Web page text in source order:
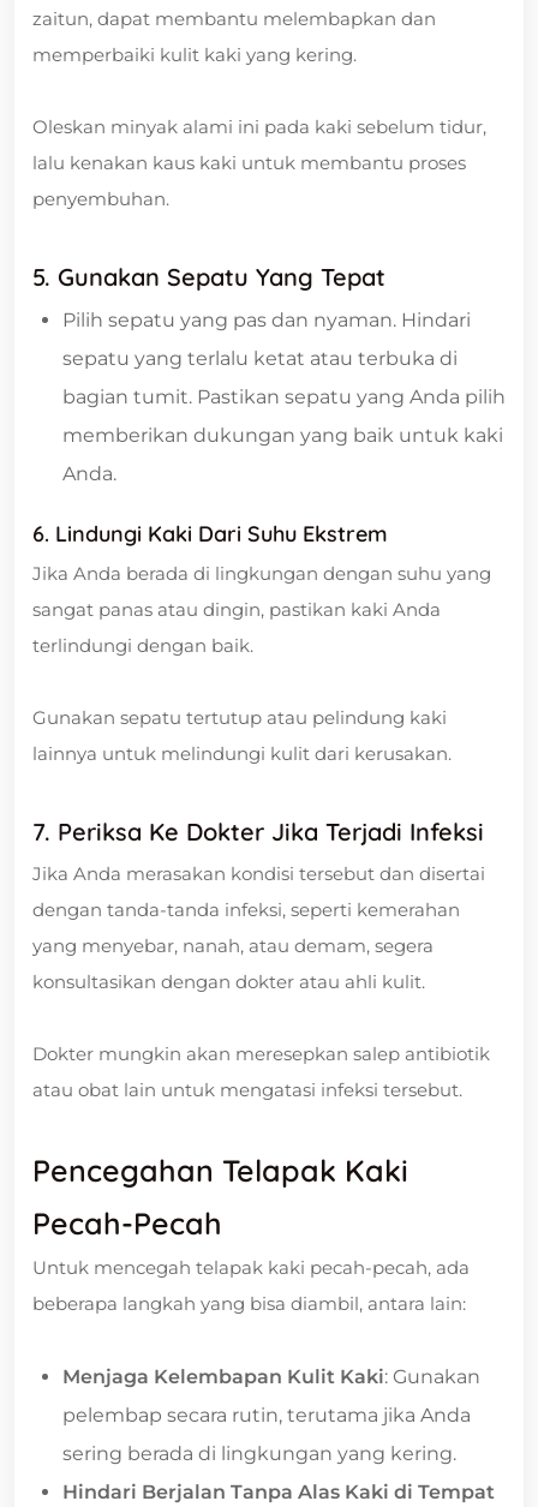
zaitun, dapat membantu melembapkan dan
memperbaiki kulit kaki yang kering.
Oleskan minyak alami ini pada kaki sebelum tidur,
lalu kenakan kaus kaki untuk membantu proses
penyembuhan.
5. Gunakan Sepatu Yang Tepat
Pilih sepatu yang pas dan nyaman. Hindari
sepatu yang terlalu ketat atau terbuka di
bagian tumit. Pastikan sepatu yang Anda pilih
memberikan dukungan yang baik untuk kaki
Anda.
6. Lindungi Kaki Dari Suhu Ekstrem
Jika Anda berada di lingkungan dengan suhu yang
sangat panas atau dingin, pastikan kaki Anda
terlindungi dengan baik.
Gunakan sepatu tertutup atau pelindung kaki
lainnya untuk melindungi kulit dari kerusakan.
7. Periksa Ke Dokter Jika Terjadi Infeksi
Jika Anda merasakan kondisi tersebut dan disertai
dengan tanda-tanda infeksi, seperti kemerahan
yang menyebar, nanah, atau demam, segera
konsultasikan dengan dokter atau ahli kulit.
Dokter mungkin akan meresepkan salep antibiotik
atau obat lain untuk mengatasi infeksi tersebut.
Pencegahan Telapak Kaki
Pecah-Pecah
Untuk mencegah telapak kaki pecah-pecah, ada
beberapa langkah yang bisa diambil, antara lain:
Menjaga Kelembapan Kulit Kaki: Gunakan
pelembap secara rutin, terutama jika Anda
sering berada di lingkungan yang kering.
Hindari Berjalan Tanpa Alas Kaki di Tempat